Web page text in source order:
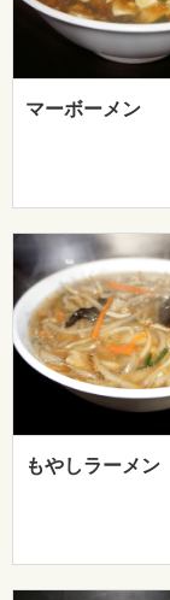
マーボーメン
もやしラーメン